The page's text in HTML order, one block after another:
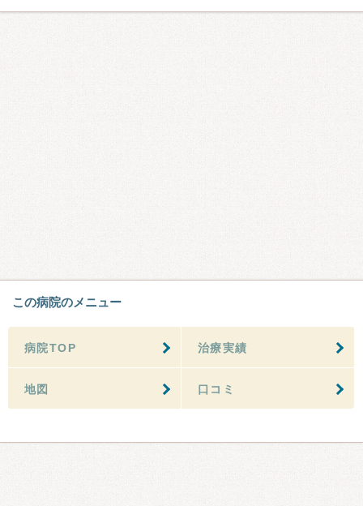
この病院のメニュー
病院TOP 治療実績
地図 口コミ